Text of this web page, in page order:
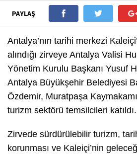
PAYLAŞ
Antalya’nın tarihi merkezi
alındığı zirveye Antalya Valisi
Yönetim Kurulu Başkanı Yusuf
Antalya Büyükşehir Belediyesi
Özdemir, Muratpaşa
turizm sektörü temsilcileri katıldı.
Zirvede sürdürülebilir turizm,
korunması ve Kaleiçi’nin